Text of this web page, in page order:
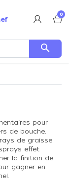
0
search
pour
de bouche.
de graisse
effet
la finition de
gagner en